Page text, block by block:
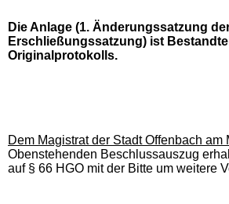
Die Anlage (1. Änderungssatzung
Erschließungssatzung) ist
Originalprotokolls.
Dem Magistrat der Stadt Offenbach am
Obenstehenden Beschlussauszug
auf § 66 HGO mit der Bitte um weitere